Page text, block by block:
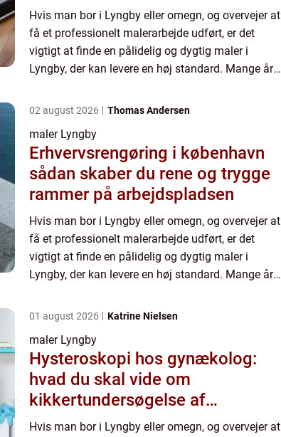
Hvis man bor i Lyngby eller omegn, og overvejer at
få et professionelt malerarbejde udført, er det
vigtigt at finde en pålidelig og dygtig maler i
Lyngby, der kan levere en høj standard. Mange års
02 august 2026 Thomas Andersen
maler Lyngby
Erhvervsrengøring i københavn
sådan skaber du rene og trygge
rammer på arbejdspladsen
Hvis man bor i Lyngby eller omegn, og overvejer at
få et professionelt malerarbejde udført, er det
vigtigt at finde en pålidelig og dygtig maler i
Lyngby, der kan levere en høj standard. Mange års
01 august 2026 Katrine Nielsen
maler Lyngby
Hysteroskopi hos gynækolog:
hvad du skal vide om
kikkertundersøgelse af
livmoderen
Hvis man bor i Lyngby eller omegn, og overvejer at